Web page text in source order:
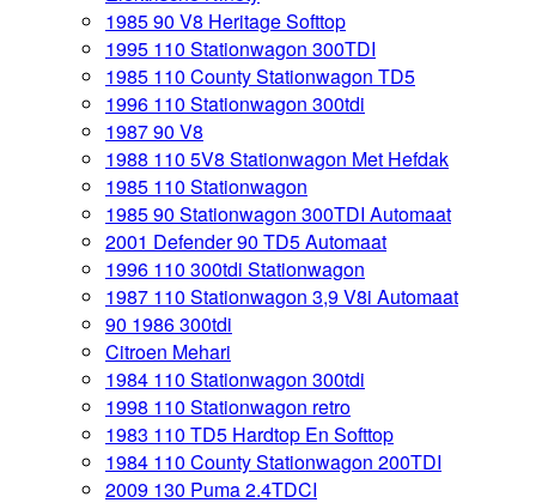
1985 90 V8 Heritage Softtop
1995 110 Stationwagon 300TDI
1985 110 County Stationwagon TD5
1996 110 Stationwagon 300tdi
1987 90 V8
1988 110 5V8 Stationwagon Met Hefdak
1985 110 Stationwagon
1985 90 Stationwagon 300TDI Automaat
2001 Defender 90 TD5 Automaat
1996 110 300tdi Stationwagon
1987 110 Stationwagon 3,9 V8i Automaat
90 1986 300tdi
Citroen Mehari
1984 110 Stationwagon 300tdi
1998 110 Stationwagon retro
1983 110 TD5 Hardtop En Softtop
1984 110 County Stationwagon 200TDI
2009 130 Puma 2.4TDCI